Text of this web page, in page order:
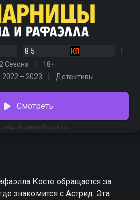
8.5
2 Сезона
18+
2022 – 2023 Детективы
Астрид и Рафаэлла
Смотреть
Косте обращается за
знакомится с Астрид. Эта